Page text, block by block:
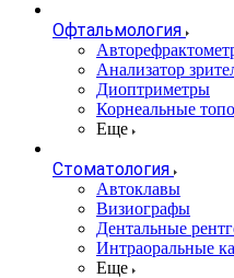
Офтальмология
Анализатор
Диоптриметры
Корнеальные
Еще
Стоматология
Автоклавы
Визиографы
Дентальные
Интраоральные
Еще